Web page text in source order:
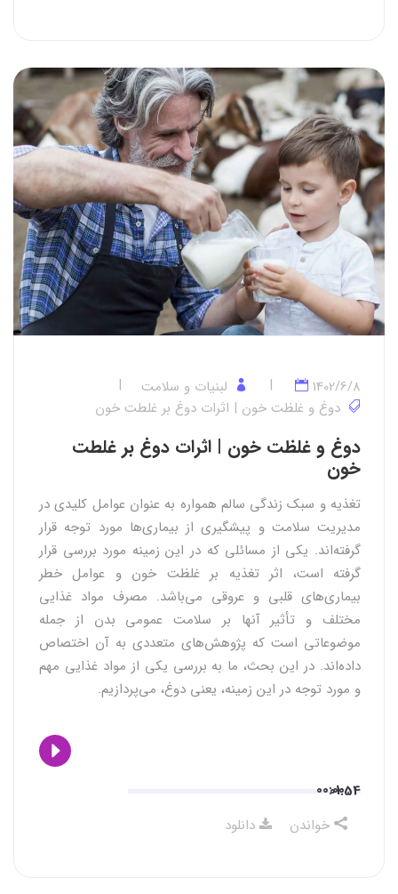
1402/6/8
لبنیات و سلامت
دوغ و غلظت خون | اثرات دوغ بر غلطت خون
دوغ و غلظت خون | اثرات دوغ بر غلطت
خون
تغذیه و سبک زندگی سالم همواره به عنوان عوامل کلیدی در
مدیریت سلامت و پیشگیری از بیماری‌ها مورد توجه قرار
گرفته‌اند. یکی از مسائلی که در این زمینه مورد بررسی قرار
گرفته است، اثر تغذیه بر غلظت خون و عوامل خطر
بیماری‌های قلبی و عروقی می‌باشد. مصرف مواد غذایی
مختلف و تأثیر آنها بر سلامت عمومی بدن از جمله
موضوعاتی است که پژوهش‌های متعددی به آن اختصاص
داده‌اند. در این بحث، ما به بررسی یکی از مواد غذایی مهم
و مورد توجه در این زمینه، یعنی دوغ، می‌پردازیم.
00:0001:54
خواندن
دانلود